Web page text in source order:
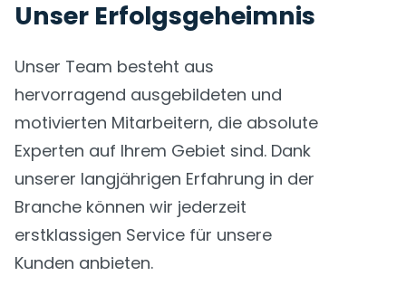
Unser Erfolgs­geheimnis
Unser Team besteht aus
hervorragend ausge­bildeten und
motivierten Mitarbeitern, die absolute
Experten auf Ihrem Gebiet sind. Dank
unserer lang­jährigen Erfahrung in der
Branche können wir jederzeit
erstklassigen Service für unsere
Kunden anbieten.